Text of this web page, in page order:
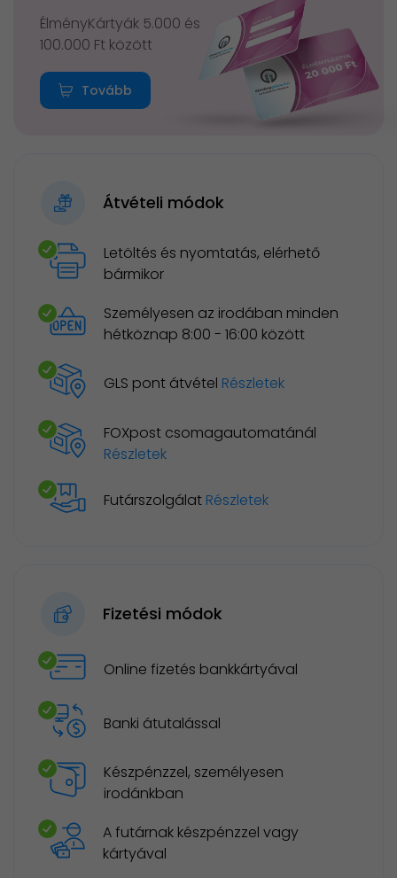
ÉlményKártyák 5.000 és
100.000 Ft között
Tovább
Átvételi módok
Letöltés és nyomtatás, elérhető
bármikor
Személyesen az irodában minden
hétköznap 8:00 - 16:00 között
GLS pont átvétel Részletek
FOXpost csomagautomatánál
Részletek
Futárszolgálat Részletek
Fizetési módok
Online fizetés bankkártyával
Banki átutalással
Készpénzzel, személyesen
irodánkban
A futárnak készpénzzel vagy
kártyával